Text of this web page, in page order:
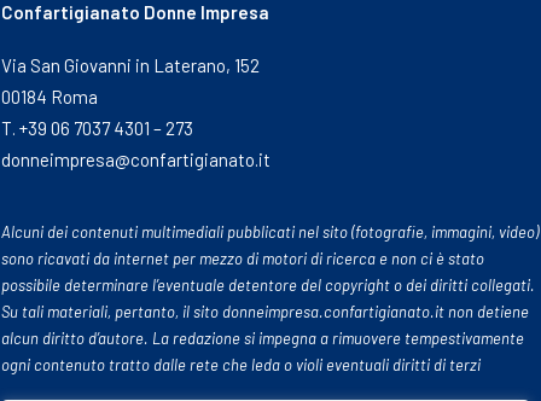
Confartigianato Donne Impresa
Via San Giovanni in Laterano, 152
00184 Roma
T. +39 06 7037 4301 – 273
donneimpresa@confartigianato.it
Alcuni dei contenuti multimediali pubblicati nel sito (fotografie, immagini, video)
sono ricavati da internet per mezzo di motori di ricerca e non ci è stato
possibile determinare l’eventuale detentore del copyright o dei diritti collegati.
Su tali materiali, pertanto, il sito donneimpresa.confartigianato.it non detiene
alcun diritto d’autore. La redazione si impegna a rimuovere tempestivamente
ogni contenuto tratto dalle rete che leda o violi eventuali diritti di terzi